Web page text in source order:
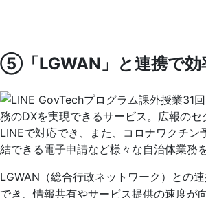
⑤「LGWAN」と連携で効
LGWAN（総合行政ネットワーク）との
でき、情報共有やサービス提供の速度が